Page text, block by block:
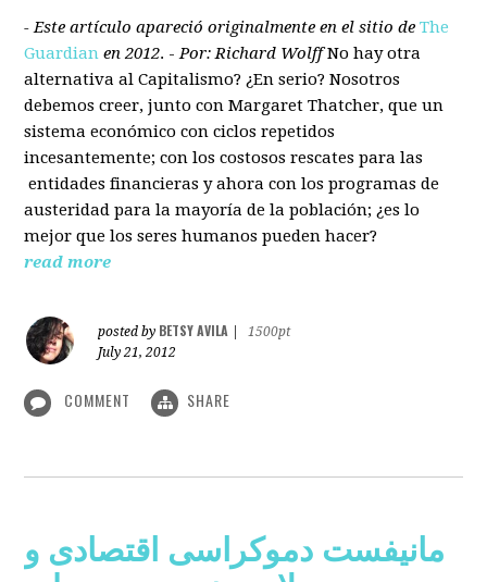
- Este artículo apareció originalmente en el sitio deThe
Guardian en 2012. - Por: Richard Wolff No hay otra
alternativa al Capitalismo? ¿En serio? Nosotros
debemos creer, junto con Margaret Thatcher, que un
sistema económico con ciclos repetidos
incesantemente; con los costosos rescates para las
entidades financieras y ahora con los programas de
austeridad para la mayoría de la población; ¿es lo
mejor que los seres humanos pueden hacer?
read more
posted by BETSY AVILA
1500pt
July 21, 2012
COMMENT SHARE
مانیفست دموکراسی اقتصادی و